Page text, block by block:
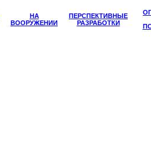
НА
ВООРУЖЕНИИ
ПЕРСПЕКТИВНЫЕ
РАЗРАБОТКИ